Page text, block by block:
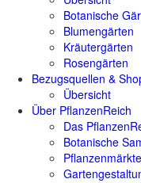
Botanische
Blumengärten
Kräutergärten
Rosengärten
Bezugsquellen &
Übersicht
Über PflanzenReich
Das
Botanische
Pflanzenmärkte